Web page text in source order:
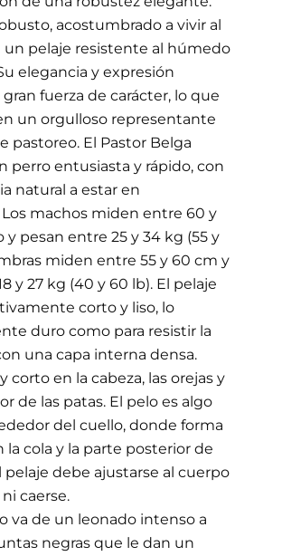
acostumbrado a vivir al
un pelaje resistente al húmedo
elegancia y expresión
fuerza de carácter, lo que
un orgulloso representante
pastoreo. El Pastor Belga
perro entusiasta y rápido, con
natural a estar en
machos miden entre 60 y
y pesan entre 25 y 34 kg (55 y
miden entre 55 y 60 cm y
y 27 kg (40 y 60 lb). El pelaje
corto y liso, lo
duro como para resistir la
una capa interna densa.
corto en la cabeza, las orejas y
de las patas. El pelo es algo
del cuello, donde forma
la cola y la parte posterior de
pelaje debe ajustarse al cuerpo
caerse.
va de un leonado intenso a
negras que le dan un